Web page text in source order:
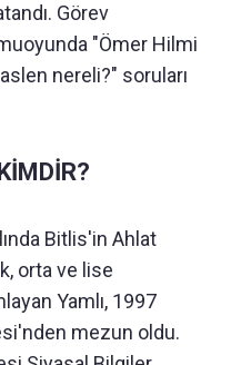
Görev
"Ömer Hilmi
nereli?" soruları
Bitlis'in Ahlat
orta ve lise
Yamlı, 1997
mezun oldu.